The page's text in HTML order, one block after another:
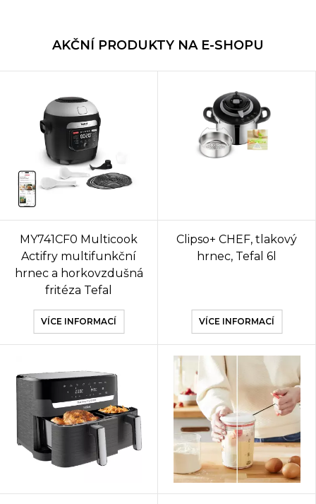
AKČNÍ PRODUKTY NA E-SHOPU
MY741CF0 Multicook
Actifry multifunkční
hrnec a horkovzdušná
fritéza Tefal
VÍCE INFORMACÍ
Clipso+ CHEF, tlakový
hrnec, Tefal 6l
VÍCE INFORMACÍ